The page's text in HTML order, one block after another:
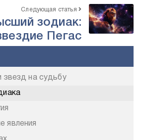
Следующая статья
зодиак:
Пегас
звезд на судьбу
явления